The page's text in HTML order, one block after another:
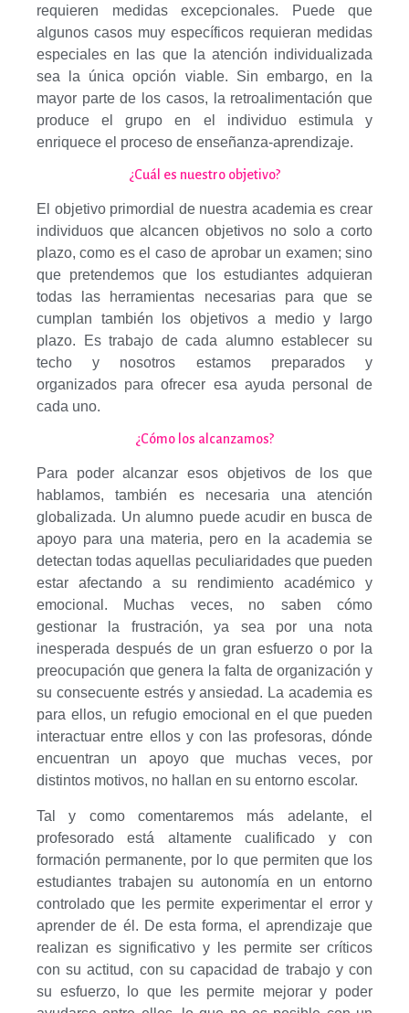
requieren medidas excepcionales. Puede que
algunos casos muy específicos requieran medidas
especiales en las que la atención individualizada
sea la única opción viable. Sin embargo, en la
mayor parte de los casos, la retroalimentación que
produce el grupo en el individuo estimula y
enriquece el proceso de enseñanza-aprendizaje.
¿Cuál es nuestro objetivo?
El objetivo primordial de nuestra academia es crear
individuos que alcancen objetivos no solo a corto
plazo, como es el caso de aprobar un examen; sino
que pretendemos que los estudiantes adquieran
todas las herramientas necesarias para que se
cumplan también los objetivos a medio y largo
plazo. Es trabajo de cada alumno establecer su
techo y nosotros estamos preparados y
organizados para ofrecer esa ayuda personal de
cada uno.
¿Cómo los alcanzamos?
Para poder alcanzar esos objetivos de los que
hablamos, también es necesaria una atención
globalizada. Un alumno puede acudir en busca de
apoyo para una materia, pero en la academia se
detectan todas aquellas peculiaridades que pueden
estar afectando a su rendimiento académico y
emocional. Muchas veces, no saben cómo
gestionar la frustración, ya sea por una nota
inesperada después de un gran esfuerzo o por la
preocupación que genera la falta de organización y
su consecuente estrés y ansiedad. La academia es
para ellos, un refugio emocional en el que pueden
interactuar entre ellos y con las profesoras, dónde
encuentran un apoyo que muchas veces, por
distintos motivos, no hallan en su entorno escolar.
Tal y como comentaremos más adelante, el
profesorado está altamente cualificado y con
formación permanente, por lo que permiten que los
estudiantes trabajen su autonomía en un entorno
controlado que les permite experimentar el error y
aprender de él. De esta forma, el aprendizaje que
realizan es significativo y les permite ser críticos
con su actitud, con su capacidad de trabajo y con
su esfuerzo, lo que les permite mejorar y poder